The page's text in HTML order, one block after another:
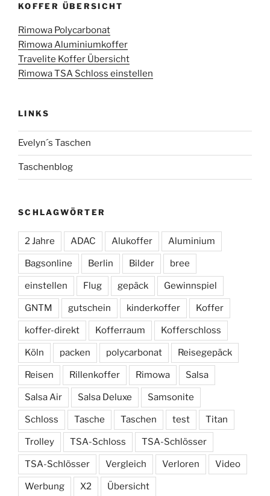
KOFFER ÜBERSICHT
Rimowa Polycarbonat
Rimowa Aluminiumkoffer
Travelite Koffer Übersicht
Rimowa TSA Schloss einstellen
LINKS
Evelyn´s Taschen
Taschenblog
SCHLAGWÖRTER
2 Jahre ADAC Alukoffer Aluminium
Bagsonline Berlin Bilder bree
einstellen Flug gepäck Gewinnspiel
GNTM gutschein kinderkoffer Koffer
koffer-direkt Kofferraum Kofferschloss
Köln packen polycarbonat Reisegepäck
Reisen Rillenkoffer Rimowa Salsa
Salsa Air Salsa Deluxe Samsonite
Schloss Tasche Taschen test Titan
Trolley TSA-Schloss TSA-Schlösser
TSA-Schlösser Vergleich Verloren Video
Werbung X2 Übersicht